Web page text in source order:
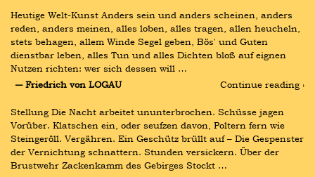
Heutige Welt-Kunst Anders sein und anders scheinen, anders
reden, anders meinen, alles loben, alles tragen, allen heucheln,
stets behagen, allem Winde Segel geben, Bös' und Guten
dienstbar leben, alles Tun und alles Dichten bloß auf eignen
Nutzen richten: wer sich dessen will …
― Friedrich von LOGAU
Continue reading ›
Stellung Die Nacht arbeitet ununterbrochen. Schüsse jagen
Vorüber. Klatschen ein, oder seufzen davon, Poltern fern wie
Steingeröll. Vergähren. Ein Geschütz brüllt auf – Die Gespenster
der Vernichtung schnattern. Stunden versickern. Über der
Brustwehr Zackenkamm des Gebirges Stockt …